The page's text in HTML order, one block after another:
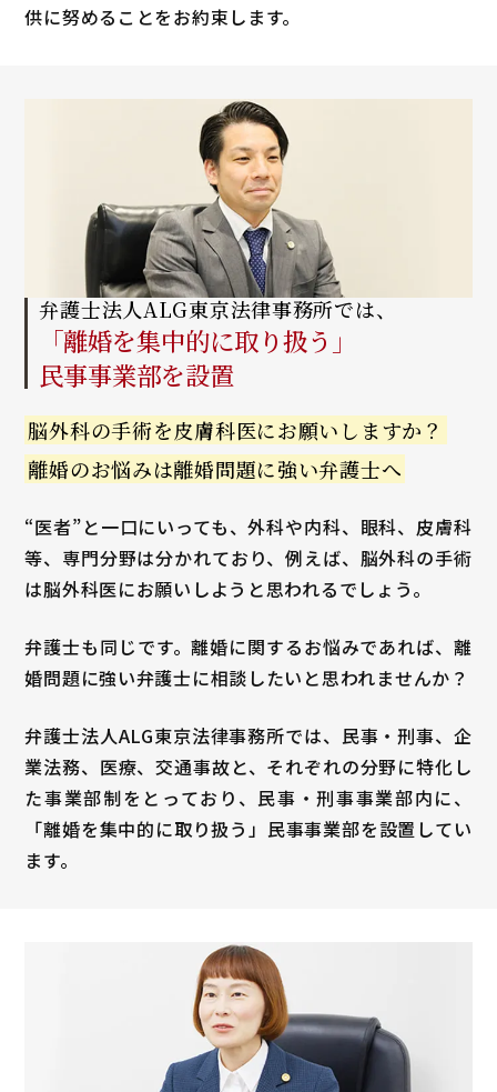
供に努めることをお約束します。
弁護士法人ALG東京法律事務所では、
「離婚を集中的に取り扱う」
民事事業部を設置
脳外科の手術を皮膚科医にお願いしますか？
離婚のお悩みは離婚問題に強い弁護士へ
“医者”と一口にいっても、外科や内科、眼科、皮膚科
等、専門分野は分かれており、例えば、脳外科の手術
は脳外科医にお願いしようと思われるでしょう。
弁護士も同じです。離婚に関するお悩みであれば、離
婚問題に強い弁護士に相談したいと思われませんか？
弁護士法人ALG東京法律事務所では、民事・刑事、企
業法務、医療、交通事故と、それぞれの分野に特化し
た事業部制をとっており、民事・刑事事業部内に、
「離婚を集中的に取り扱う」民事事業部を設置してい
ます。